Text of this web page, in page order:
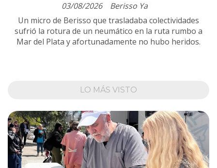
Berisso Ya
03/08/2026
Un micro de Berisso que trasladaba colectividades
sufrió la rotura de un neumático en la ruta rumbo a
Mar del Plata y afortunadamente no hubo heridos.
LO MÁS VISTO